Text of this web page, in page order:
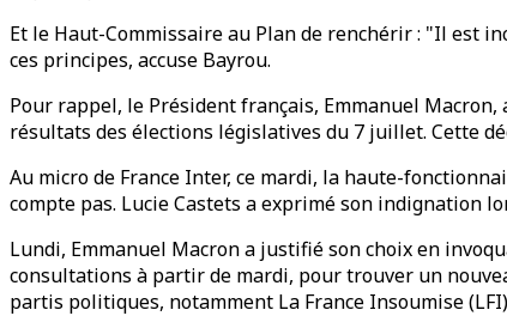
Et le Haut-Commissaire au Plan de renchérir : "Il est
ces principes, accuse Bayrou.
Pour rappel, le Président français, Emmanuel
résultats des élections législatives du 7 juillet. Cette
Au micro de France Inter, ce mardi, la haute-
compte pas. Lucie Castets a exprimé son indignation
Lundi, Emmanuel Macron a justifié son choix en
consultations à partir de mardi, pour trouver un
partis politiques, notamment La France Insoumise